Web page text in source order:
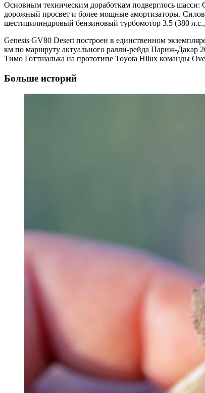
Основным техническим доработкам подверглось шасси:
дорожный просвет и более мощные амортизаторы.
шестицилиндровый бензиновый турбомотор 3.5 (380
Genesis GV80 Desert построен в единственном
км по маршруту актуального ралли-рейда Париж-Дакар
Тимо Готтшалька на прототипе Toyota Hilux команды
Больше историй